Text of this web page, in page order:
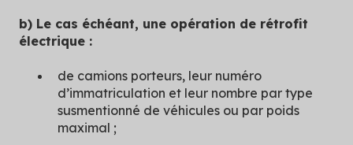
b) Le cas échéant, une opération de rétrofit
électrique :
de camions porteurs, leur numéro
d’immatriculation et leur nombre par type
susmentionné de véhicules ou par poids
maximal ;